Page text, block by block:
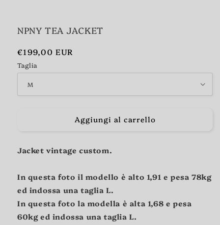
NPNY TEA JACKET
Prezzo
di
listino
€199,00 EUR
Taglia
Aggiungi al carrello
Jacket vintage custom.
In questa foto il modello è alto 1,91 e pesa 78kg
ed indossa una taglia L.
In questa foto la modella è alta 1,68 e pesa
60kg ed indossa una taglia L.